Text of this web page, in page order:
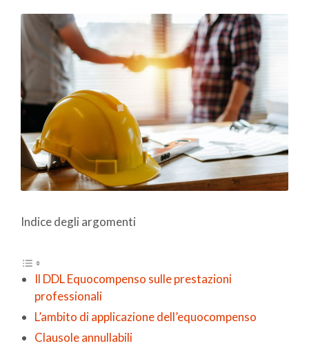
Indice degli argomenti
Il DDL Equocompenso sulle prestazioni
professionali
L’ambito di applicazione dell’equocompenso
Clausole annullabili